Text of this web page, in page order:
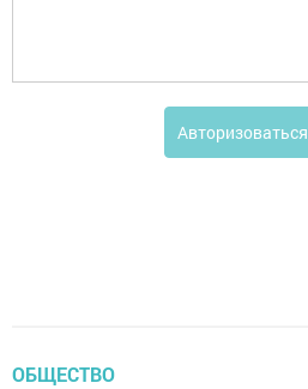
Авторизоваться
ОБЩЕСТВО